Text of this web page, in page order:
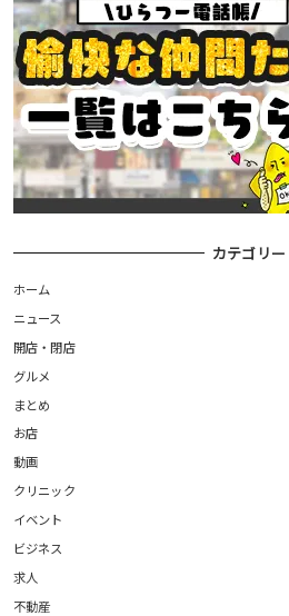
カテゴリー
ホーム
ニュース
開店・閉店
グルメ
まとめ
お店
動画
クリニック
イベント
ビジネス
求人
不動産